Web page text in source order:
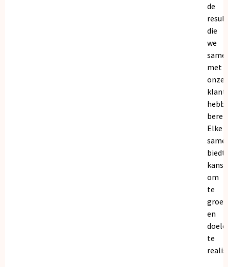
de
die
we
met
onze
Elke
biedt
om
te
en
te